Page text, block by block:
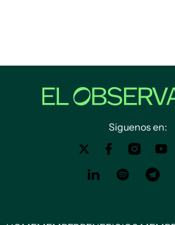
Siguenos en: